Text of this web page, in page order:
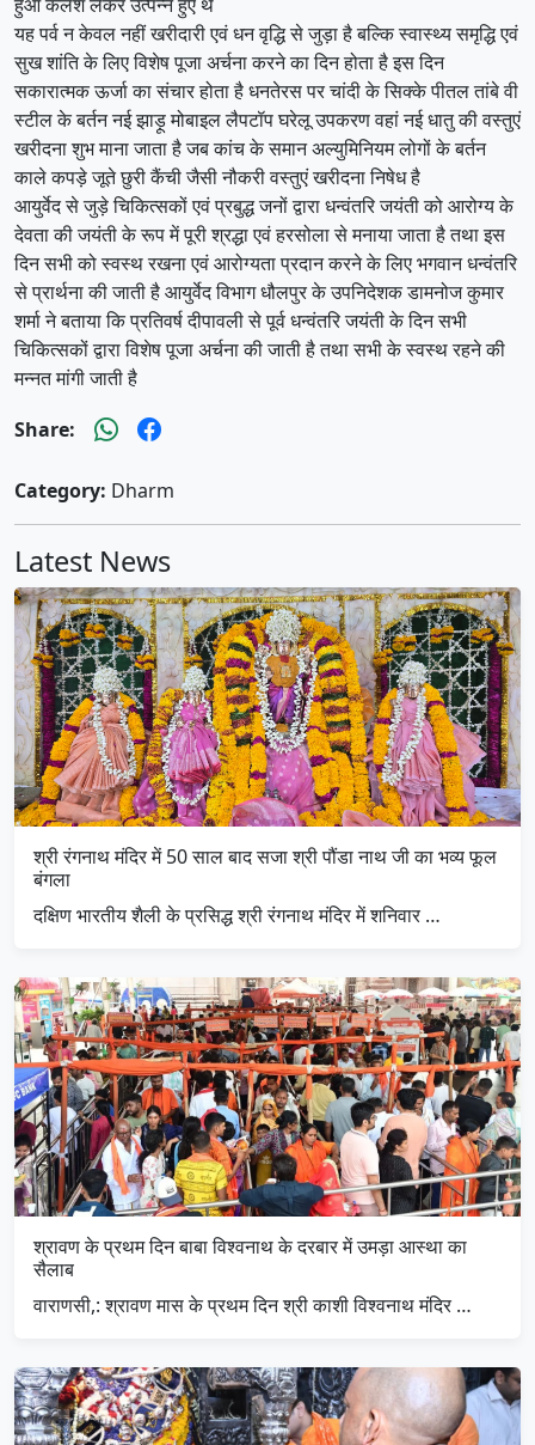
यह पर्व न केवल नहीं खरीदारी एवं धन वृद्धि से जुड़ा है बल्कि स्वास्थ्य समृद्धि एवं
सुख शांति के लिए विशेष पूजा अर्चना करने का दिन होता है इस दिन
सकारात्मक ऊर्जा का संचार होता है धनतेरस पर चांदी के सिक्के पीतल तांबे वी
स्टील के बर्तन नई झाड़ू मोबाइल लैपटॉप घरेलू उपकरण वहां नई धातु की वस्तुएं
खरीदना शुभ माना जाता है जब कांच के समान अल्युमिनियम लोगों के बर्तन
काले कपड़े जूते छुरी कैंची जैसी नौकरी वस्तुएं खरीदना निषेध है
आयुर्वेद से जुड़े चिकित्सकों एवं प्रबुद्ध जनों द्वारा धन्वंतरि जयंती को आरोग्य के
देवता की जयंती के रूप में पूरी श्रद्धा एवं हरसोला से मनाया जाता है तथा इस
दिन सभी को स्वस्थ रखना एवं आरोग्यता प्रदान करने के लिए भगवान धन्वंतरि
से प्रार्थना की जाती है आयुर्वेद विभाग धौलपुर के उपनिदेशक डामनोज कुमार
शर्मा ने बताया कि प्रतिवर्ष दीपावली से पूर्व धन्वंतरि जयंती के दिन सभी
चिकित्सकों द्वारा विशेष पूजा अर्चना की जाती है तथा सभी के स्वस्थ रहने की
मन्नत मांगी जाती है
Share:
Category: Dharm
Latest News
श्री रंगनाथ मंदिर में 50 साल बाद सजा श्री पौंडा नाथ जी का भव्य फूल
बंगला
दक्षिण भारतीय शैली के प्रसिद्ध श्री रंगनाथ मंदिर में शनिवार …
श्रावण के प्रथम दिन बाबा विश्वनाथ के दरबार में उमड़ा आस्था का
सैलाब
वाराणसी,: श्रावण मास के प्रथम दिन श्री काशी विश्वनाथ मंदिर …